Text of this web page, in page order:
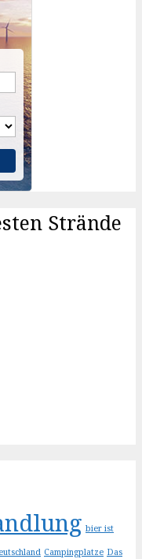
Strände
bier ist
Campingplatze Das